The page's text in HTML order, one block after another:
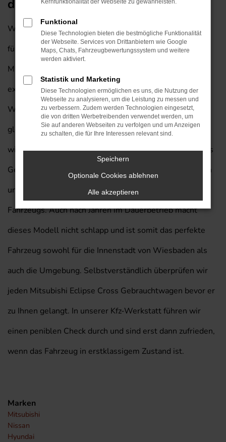
durch Wiesbaden
Wenn Sie auf der Suche nach einem perfekten Fahrzeug
für Wiesbaden sind, empfehlen wir Ihnen einen
Mitsubishi Eclipse Cross Gebrauchtwagen mit unserem
exklusiven Lieferservice nach Wiesbaden. Auf diese
Weise sparen Sie eine Menge Geld und steigen
gleichzeitig in ein Modell, das Sie kaum im Stich lassen
wird. Wenn Sie uns fragen, was Mitsubishi Eclipse Cross
Gebrauchtwagen so besonders macht, nennen wir Ihnen
unter anderem die Langlebigkeit und Qualität dieses
Fahrzeugs. Auch nach Jahren im Dauerbetrieb macht
dieses Modell nicht schlapp und ist somit das perfekte
Fahrzeug sowohl für die Innenstadt von Wiesbaden als
auch die Umgebung. Selbstverständlich überprüfen wir
jeden Mitsubishi Eclipse Cross Gebrauchtwagen bevor er
zu Ihnen gelangt. In unserer Kfz-Werkstatt führen wir
einen peniblen Check durch und sind erst dann zufrieden,
wenn das Fahrzeug in erstklassigem Zustand ist.
Marken
Mitsubishi
Nissan
Hyundai
Kernfunktionalität der Webseite zu gewährleisten.
Funktional
Diese Technologien bieten die bestmögliche Funktionalität
der Webseite. Services von Drittanbietern wie Google
Maps, Chats, Fahrzeugbewertungssystem und weitere
werden aktiviert.
Statistik und Marketing
Diese Technologien ermöglichen es uns, die Nutzung der
Webseite zu analysieren, um die Leistung zu messen und
zu verbessern. Zudem werden Technologien eingesetzt,
die von dritten Werbetreibenden verwendet werden, um
Sie auf anderen Webseiten zu verfolgen und um Anzeigen
zu schalten, die für Ihre Interessen relevant sind.
Speichern
Optionale Cookies ablehnen
Alle akzeptieren